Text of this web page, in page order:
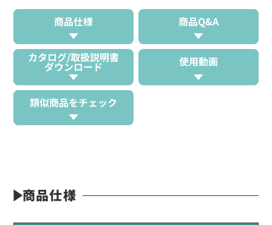
商品仕様 商品Q&A
カタログ/取扱説明書
ダウンロード 使用動画
類似商品をチェック
商品仕様